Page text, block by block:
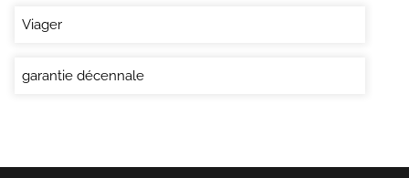
Viager
garantie décennale